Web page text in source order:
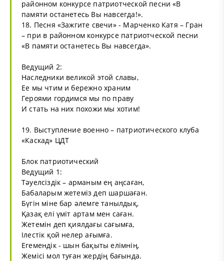
районном конкурсе патриотческой песни «В
памяти останетесь Вы навсегда!».
18. Песня «Зажгите свечи» - Марченко Катя – Гран
– при в районном конкурсе патриотческой песни
«В памяти останетесь Вы навсегда».
Ведущий 2:
Наследники великой этой славы,
Ее мы чтим и бережно храним
Героями гордимся мы по праву
И стать на них похожи мы хотим!
19. Выступление военно – патриотического клуба
«Каскад» ЦДТ
Блок патриотический
Ведущий 1:
Тәуелсіздік – арманым ең аңсаған,
Бабаларым жетеміз деп шаршаған.
Бүгін міне бар әлемге танылдық,
Қазақ елі үміт артам мен саған.
Жетемін деп қиялдағы сағымға,
Ілестік қой нелер ағымға.
Егемендік - шын бақыты елімнің,
Жемісі мол туған жердің бағында.